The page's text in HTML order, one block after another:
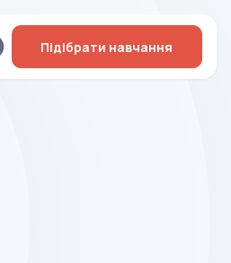
Підібрати навчання